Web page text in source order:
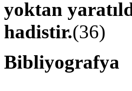
yoktan
hadistir.(36)
Bibliyografya